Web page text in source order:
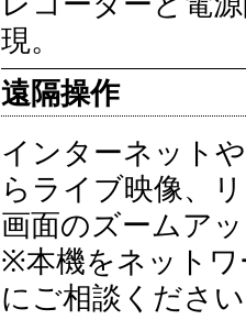
現。
遠隔操作
インターネット
らライブ映像、
画面のズームア
※本機をネットワ
にご相談くださ